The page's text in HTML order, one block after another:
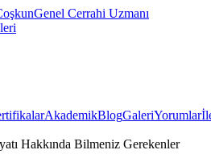
Genel Cerrahi Uzmanı
AkademikBlogGaleriYorumlar
Hakkında Bilmeniz Gerekenler